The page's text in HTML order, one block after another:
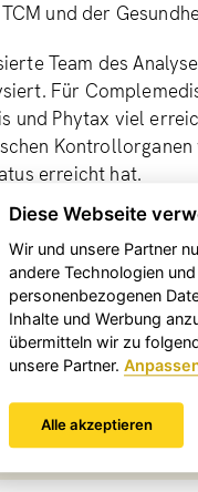
und der
Team des
Für
und Phytax viel
erreicht hat.
die lückenlose
Rückstellmustern
ein Rezept
Diese Webseite
Wir und unsere Partner
andere Technologien
personenbezogenen
Inhalte und Werbung
übermitteln wir zu
unsere Partner.
Alle akzeptieren